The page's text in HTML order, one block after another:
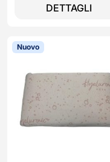
DETTAGLI
Nuovo